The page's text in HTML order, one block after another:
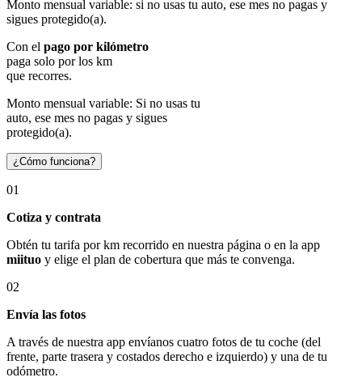
Monto mensual variable: si no usas tu auto, ese mes no pagas y
sigues protegido(a).
Con el pago por kilómetro
paga solo por los km
que recorres.
Monto mensual variable: Si no usas tu
auto, ese mes no pagas y sigues
protegido(a).
¿Cómo funciona?
01
Cotiza y contrata
Obtén tu tarifa por km recorrido en nuestra página o en la app
miituo y elige el plan de cobertura que más te convenga.
02
Envía las fotos
A través de nuestra app envíanos cuatro fotos de tu coche (del
frente, parte trasera y costados derecho e izquierdo) y una de tu
odómetro.